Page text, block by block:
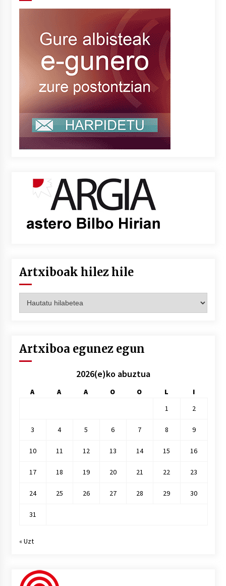
Artxiboak hilez hile
hilez
Artxiboa egunez egun
2026(e)ko abuztua
A A A O O L
I
1
2
3 4 5 6 7 8 9
10 11 12 13 14 15 16
17 18 19 20 21 22 23
24 25 26 27 28 29 30
31
« Uzt